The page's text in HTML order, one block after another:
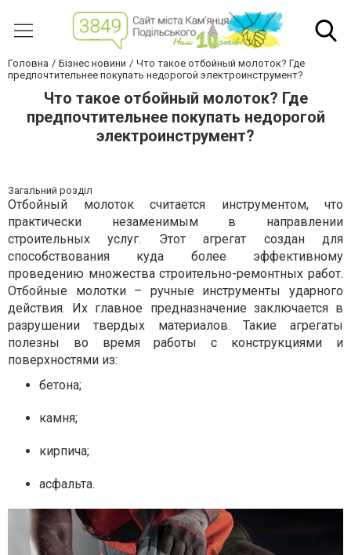
Головна Бізнес новини
Что такое отбойный молоток? Где
предпочтительнее покупать недорогой электроинструмент?
Что такое отбойный молоток? Где
предпочтительнее покупать недорогой
электроинструмент?
Загальний розділ
Отбойный молоток считается инструментом, что
практически незаменимым в направлении
строительных услуг. Этот агрегат создан для
способствования куда более эффективному
проведению множества строительно-ремонтных работ.
Отбойные молотки – ручные инструменты ударного
действия. Их главное предназначение заключается в
разрушении твердых материалов. Такие агрегаты
полезны во время работы с конструкциями и
поверхностями из:
бетона;
камня;
кирпича;
асфальта.